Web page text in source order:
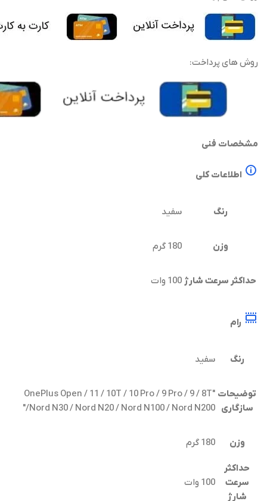
روش های پرداخت:
مشخصات فنی
اطلاعات کلی
رنگ سفید
وزن 180 گرم
حداکثر سرعت شارژ 100 وات
رام
رنگ سفید
توضیحات
سازگاری
"OnePlus Open / 11 / 10T / 10 Pro / 9 Pro / 9 / 8T
/Nord N30 / Nord N20 / Nord N100 / Nord N200"
وزن 180 گرم
حداکثر
سرعت
شارژ
100 وات